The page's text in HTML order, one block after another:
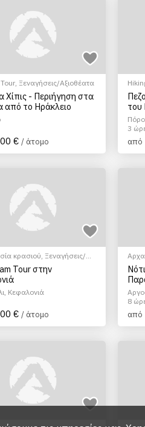
, Ξεναγήσεις/Αξιοθέατα
Χίπις - Περιήγηση στα
το Ηράκλειο
€ / άτομο
του
3
από
κρασιού, Ξεναγήσεις/
Φώτο Tour
Tour στην
Κεφαλονιά
€ / άτομο
8
από